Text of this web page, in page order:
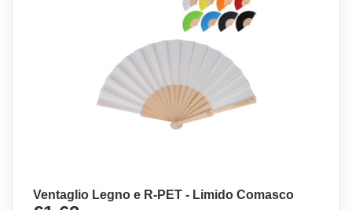
Ventaglio Legno e R-PET - Limido Comasco